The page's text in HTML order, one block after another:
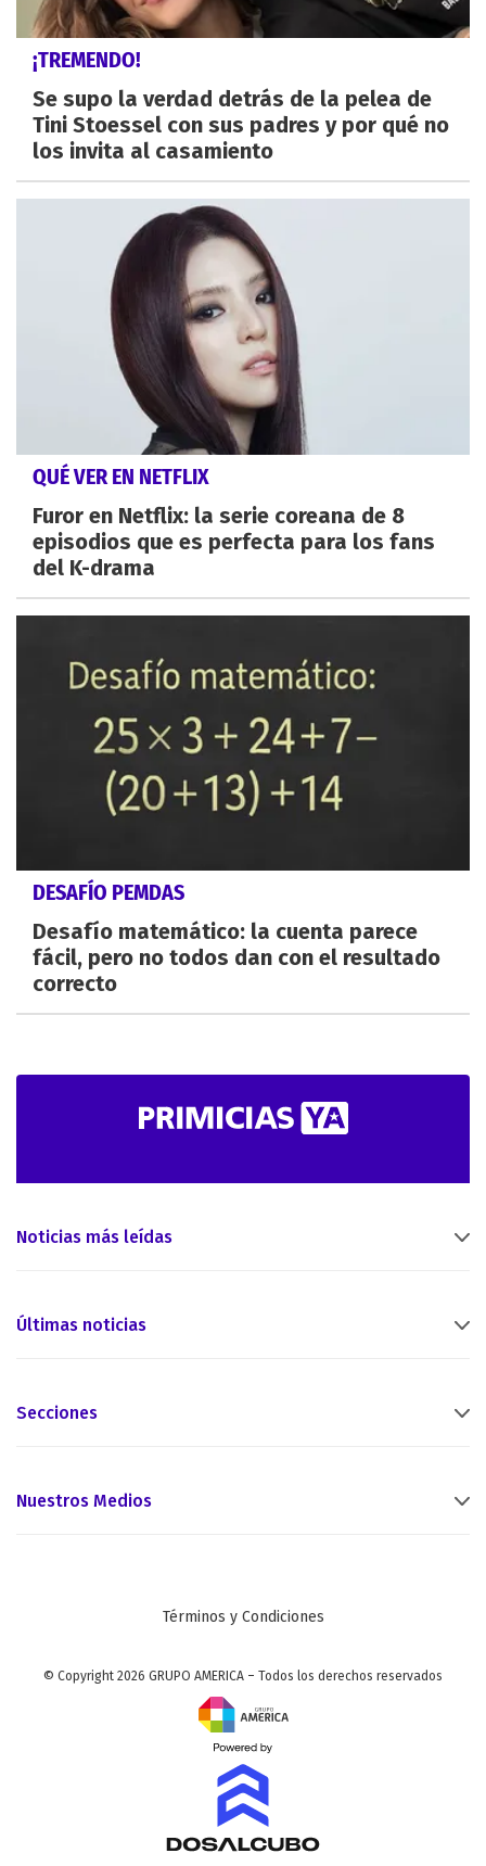
¡TREMENDO!
Se supo la verdad detrás de la pelea de
Tini Stoessel con sus padres y por qué no
los invita al casamiento
QUÉ VER EN NETFLIX
Furor en Netflix: la serie coreana de 8
episodios que es perfecta para los fans
del K-drama
DESAFÍO PEMDAS
Desafío matemático: la cuenta parece
fácil, pero no todos dan con el resultado
correcto
Noticias más leídas
Últimas noticias
Secciones
Nuestros Medios
Términos y Condiciones
© Copyright 2026 GRUPO AMERICA – Todos los derechos reservados